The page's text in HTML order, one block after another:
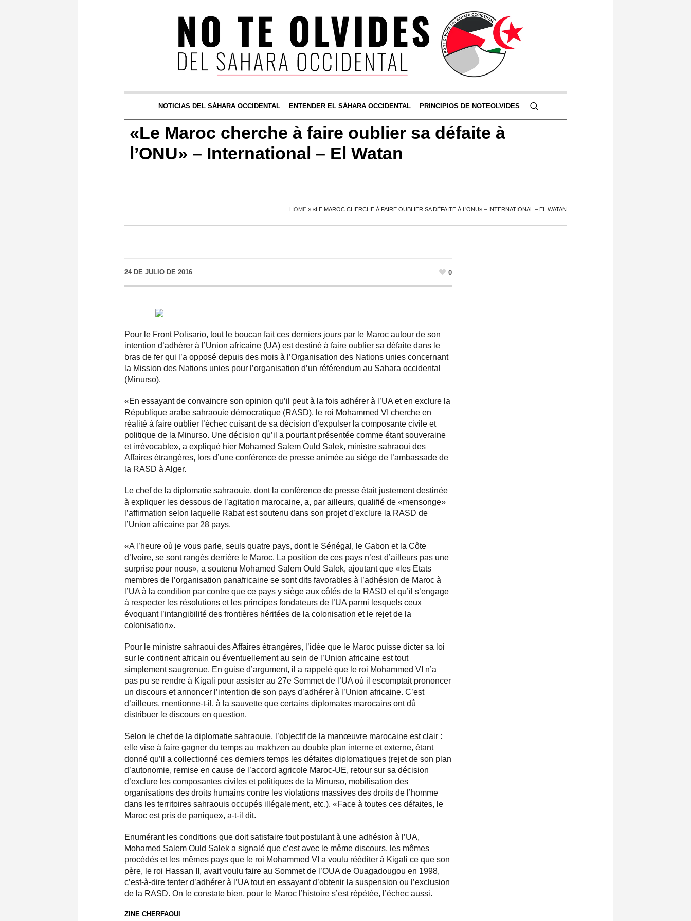
NOTICIAS DEL SÁHARA OCCIDENTAL ENTENDER EL SÁHARA OCCIDENTAL PRINCIPIOS DE NOTEOLVIDES
«Le Maroc cherche à faire oublier sa défaite à
l’ONU» – International – El Watan
HOME » «LE MAROC CHERCHE À FAIRE OUBLIER SA DÉFAITE À L’ONU» – INTERNATIONAL – EL WATAN
24 DE JULIO DE 2016 0
Pour le Front Polisario, tout le boucan fait ces derniers jours par le Maroc autour de son
intention d’adhérer à l’Union africaine (UA) est destiné à faire oublier sa défaite dans le
bras de fer qui l’a opposé depuis des mois à l’Organisation des Nations unies concernant
la Mission des Nations unies pour l’organisation d’un référendum au Sahara occidental
(Minurso).
«En essayant de convaincre son opinion qu’il peut à la fois adhérer à l’UA et en exclure la
République arabe sahraouie démocratique (RASD), le roi Mohammed VI cherche en
réalité à faire oublier l’échec cuisant de sa décision d’expulser la composante civile et
politique de la Minurso. Une décision qu’il a pourtant présentée comme étant souveraine
et irrévocable», a expliqué hier Mohamed Salem Ould Salek, ministre sahraoui des
Affaires étrangères, lors d’une conférence de presse animée au siège de l’ambassade de
la RASD à Alger.
Le chef de la diplomatie sahraouie, dont la conférence de presse était justement destinée
à expliquer les dessous de l’agitation marocaine, a, par ailleurs, qualifié de «mensonge»
l’affirmation selon laquelle Rabat est soutenu dans son projet d’exclure la RASD de
l’Union africaine par 28 pays.
«A l’heure où je vous parle, seuls quatre pays, dont le Sénégal, le Gabon et la Côte
d’Ivoire, se sont rangés derrière le Maroc. La position de ces pays n’est d’ailleurs pas une
surprise pour nous», a soutenu Mohamed Salem Ould Salek, ajoutant que «les Etats
membres de l’organisation panafricaine se sont dits favorables à l’adhésion de Maroc à
l’UA à la condition par contre que ce pays y siège aux côtés de la RASD et qu’il s’engage
à respecter les résolutions et les principes fondateurs de l’UA parmi lesquels ceux
évoquant l’intangibilité des frontières héritées de la colonisation et le rejet de la
colonisation».
Pour le ministre sahraoui des Affaires étrangères, l’idée que le Maroc puisse dicter sa loi
sur le continent africain ou éventuellement au sein de l’Union africaine est tout
simplement saugrenue. En guise d’argument, il a rappelé que le roi Mohammed VI n’a
pas pu se rendre à Kigali pour assister au 27e Sommet de l’UA où il escomptait prononcer
un discours et annoncer l’intention de son pays d’adhérer à l’Union africaine. C’est
d’ailleurs, mentionne-t-il, à la sauvette que certains diplomates marocains ont dû
distribuer le discours en question.
Selon le chef de la diplomatie sahraouie, l’objectif de la manœuvre marocaine est clair :
elle vise à faire gagner du temps au makhzen au double plan interne et externe, étant
donné qu’il a collectionné ces derniers temps les défaites diplomatiques (rejet de son plan
d’autonomie, remise en cause de l’accord agricole Maroc-UE, retour sur sa décision
d’exclure les composantes civiles et politiques de la Minurso, mobilisation des
organisations des droits humains contre les violations massives des droits de l’homme
dans les territoires sahraouis occupés illégalement, etc.). «Face à toutes ces défaites, le
Maroc est pris de panique», a-t-il dit.
Enumérant les conditions que doit satisfaire tout postulant à une adhésion à l’UA,
Mohamed Salem Ould Salek a signalé que c’est avec le même discours, les mêmes
procédés et les mêmes pays que le roi Mohammed VI a voulu rééditer à Kigali ce que son
père, le roi Hassan II, avait voulu faire au Sommet de l’OUA de Ouagadougou en 1998,
c’est-à-dire tenter d’adhérer à l’UA tout en essayant d’obtenir la suspension ou l’exclusion
de la RASD. On le constate bien, pour le Maroc l’histoire s’est répétée, l’échec aussi.
ZINE CHERFAOUI